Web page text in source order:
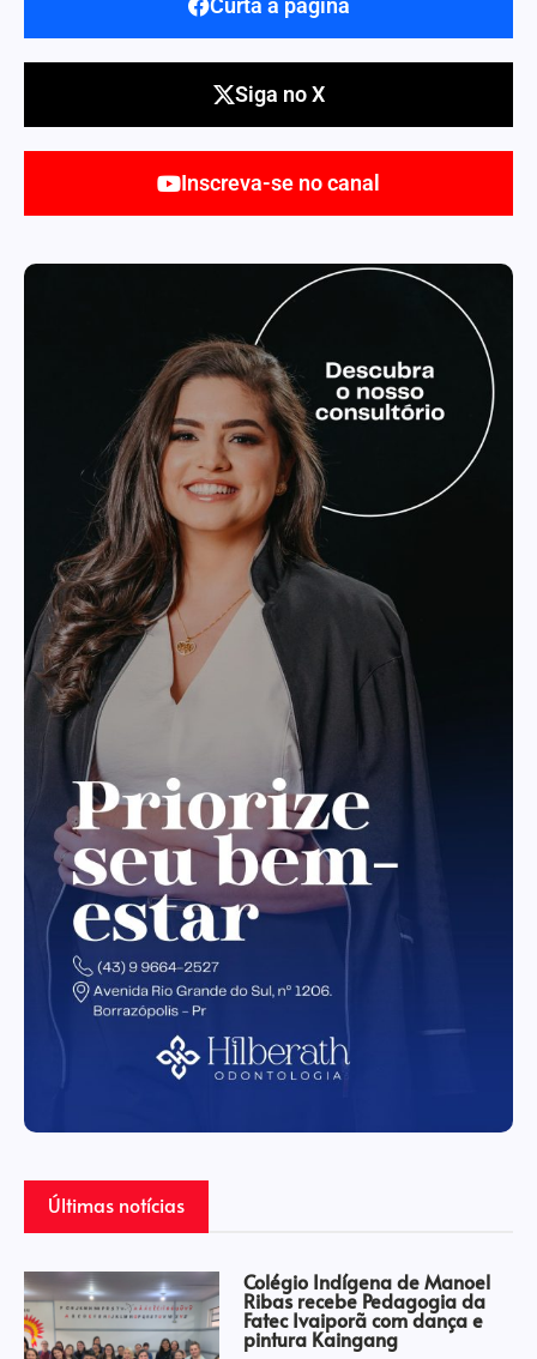
Siga no X
Inscreva-se no canal
Últimas notícias
Colégio Indígena de Manoel
Ribas recebe Pedagogia da
Fatec Ivaiporã com dança e
pintura Kaingang